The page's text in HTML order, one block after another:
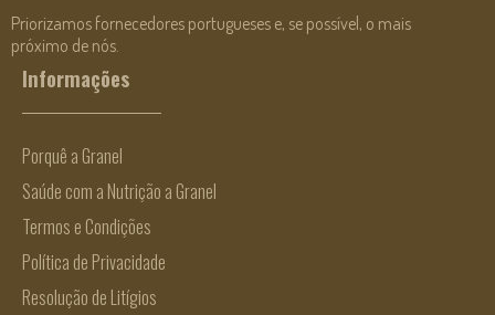
Priorizamos fornecedores portugueses e, se possível, o mais
próximo de nós.
Informações
Porquê a Granel
Saúde com a Nutrição a Granel
Termos e Condições
Política de Privacidade
Resolução de Litígios